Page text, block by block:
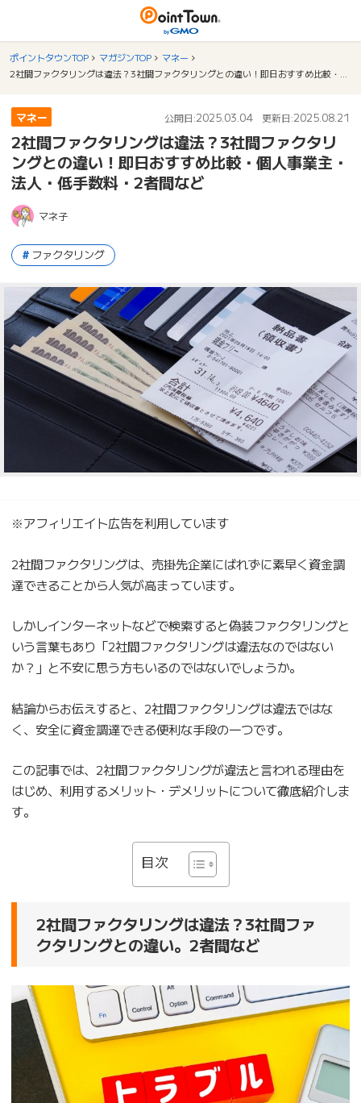
ポイントタウンTOP マガジンTOP
マネー
マネー 公開日:2025.03.04 更新日:2025.08.21
2社間ファクタリングは違法？3社間ファクタリ
ングとの違い！即日おすすめ比較・個人事業主・
法人・低手数料・2者間など
マネ子
ファクタリング
※アフィリエイト広告を利用しています
2社間ファクタリングは、売掛先企業にばれずに素早く資金調
達できることから人気が高まっています。
しかしインターネットなどで検索すると偽装ファクタリングと
いう言葉もあり「2社間ファクタリングは違法なのではない
か？」と不安に思う方もいるのではないでしょうか。
結論からお伝えすると、2社間ファクタリングは違法ではな
く、安全に資金調達できる便利な手段の一つです。
この記事では、2社間ファクタリングが違法と言われる理由を
はじめ、利用するメリット・デメリットについて徹底紹介しま
す。
目次
2社間ファクタリングは違法？3社間ファ
クタリングとの違い。2者間など